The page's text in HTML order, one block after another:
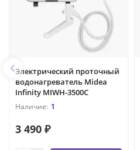
Электрический проточный
водонагреватель Midea
Infinity MIWH-3500C
1
3 490 ₽